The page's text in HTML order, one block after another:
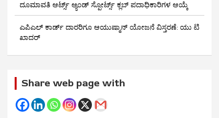
ದೂಮಾವತಿ ಆರ್ಟ್ಸ್ ಆ್ಯಂಡ್ ಸ್ಪೋರ್ಟ್ಸ್ ಕ್ಲಬ್‌ ಪದಾಧಿಕಾರಿಗಳ ಆಯ್ಕೆ
ಎಪಿಎಲ್ ಕಾರ್ಡ್ ದಾರರಿಗೂ ಆಯುಷ್ಮಾನ್ ಯೋಜನೆ ವಿಸ್ತರಣೆ: ಯು ಟಿ
ಖಾದರ್
Share web page with